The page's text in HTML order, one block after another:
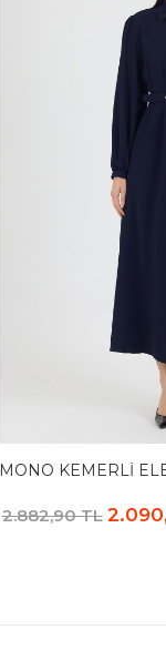
MONO KEMERLI
2.882,90 TL